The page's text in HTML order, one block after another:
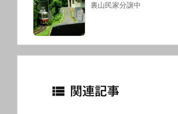
裏山民家分譲中
 関連記事